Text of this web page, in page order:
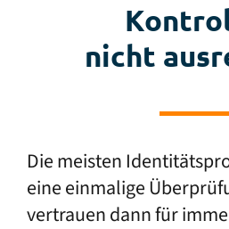
nicht
Die meisten
eine einmalige
vertrauen dann für